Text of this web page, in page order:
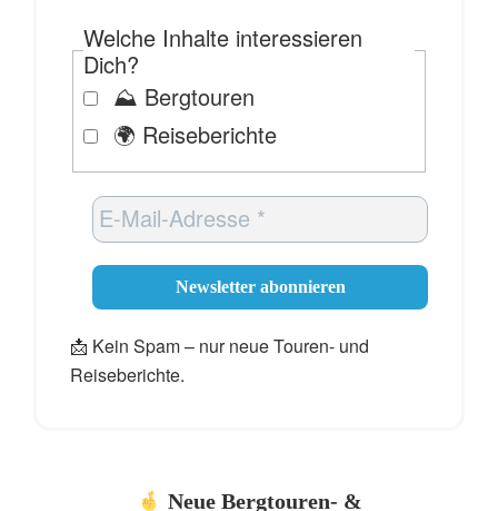
Welche Inhalte interessieren
Dich?
⛰️ Bergtouren
🌍 Reiseberichte
📩 Kein Spam – nur neue Touren- und
Reiseberichte.
Neue Bergtouren- &